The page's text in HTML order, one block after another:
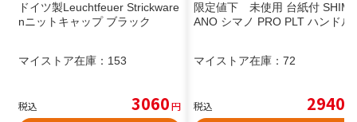
ドイツ製Leuchtfeuer Strickware
nニットキャップ ブラック
マイストア在庫： 153
税込 3060円
限定値下 未使用 台紙付 SHIM
ANO シマノ PRO PLT ハンドル
マイストア在庫： 72
税込 2940